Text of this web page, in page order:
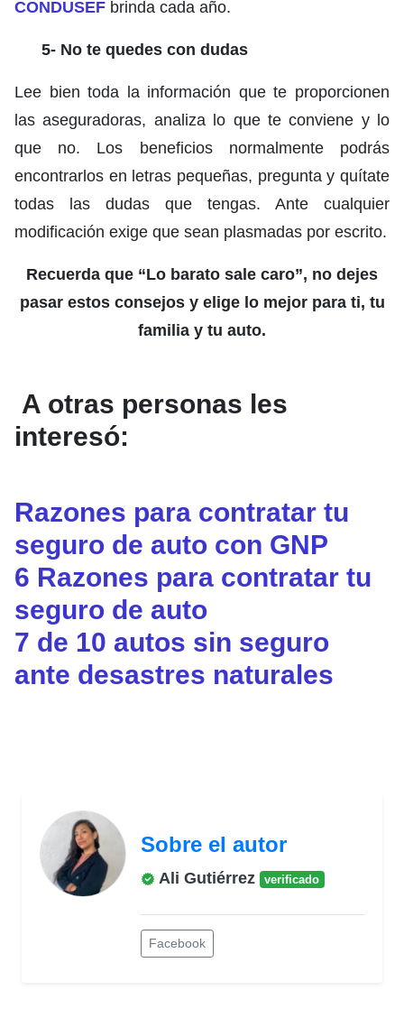
CONDUSEF brinda cada año.
5- No te quedes con dudas
Lee bien toda la información que te proporcionen
las aseguradoras, analiza lo que te conviene y lo
que no. Los beneficios normalmente podrás
encontrarlos en letras pequeñas, pregunta y quítate
todas las dudas que tengas. Ante cualquier
modificación exige que sean plasmadas por escrito.
Recuerda que “Lo barato sale caro”, no dejes
pasar estos consejos y elige lo mejor para ti, tu
familia y tu auto.
A otras personas les
interesó:
Razones para contratar tu
seguro de auto con GNP
6 Razones para contratar tu
seguro de auto
7 de 10 autos sin seguro
ante desastres naturales
Sobre el autor
Ali Gutiérrez verificado
Facebook